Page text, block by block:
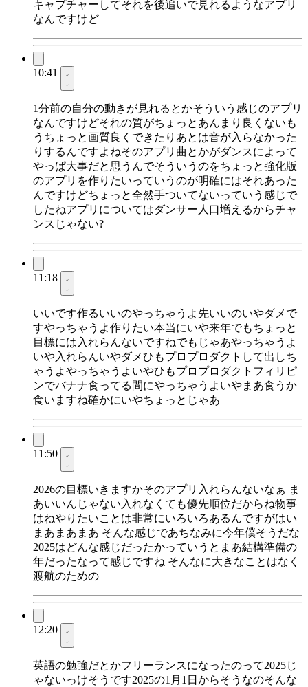
キャプチャーしてそれを後追いで見れるようなアプリ
なんですけど
10:41
1分前の自分の動きが見れるとかそういう感じのアプリ
なんですけどそれの質がちょっとあんまり良くないも
うちょっと画質良くできたりあとは音が入らなかった
りするんですよねそのアプリ曲とかがダンスによって
やっぱ大事だと思うんでそういうのをちょっと強化版
のアプリを作りたいっていうのが明確にはそれあった
んですけどちょっと全然手ついてないっていう感じで
したねアプリについてはダンサー人口増えるからチャ
ンスじゃない?
11:18
いいです作るいいのやっちゃうよ先いいのいやダメで
すやっちゃうよ作りたい本当にいや来年でもちょっと
目標には入れらんないですねでもじゃあやっちゃうよ
いや入れらんいやダメひもプロプロダクトして出しち
ゃうよやっちゃうよいやひもプロプロダクトフィリピ
ンでバナナ食ってる間にやっちゃうよいやまあ食うか
食いますね確かにいやちょっとじゃあ
11:50
2026の目標いきますかそのアプリ入れらんないなぁ ま
あいいんじゃない入れなくても優先順位だからね物事
はねやりたいことは非常にいろいろあるんですがはい
まあまあまあ そんな感じであちなみに今年僕そうだな
2025はどんな感じだったかっていうとまあ結構準備の
年だったなって感じですね そんなに大きなことはなく
渡航のための
12:20
英語の勉強だとかフリーランスになったのって2025じ
ゃないっけそうです2025の1月1日からそうなのそんな